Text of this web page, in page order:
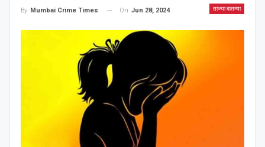
ताज्या बातम्या
By Mumbai Crime Times On Jun 28, 2024